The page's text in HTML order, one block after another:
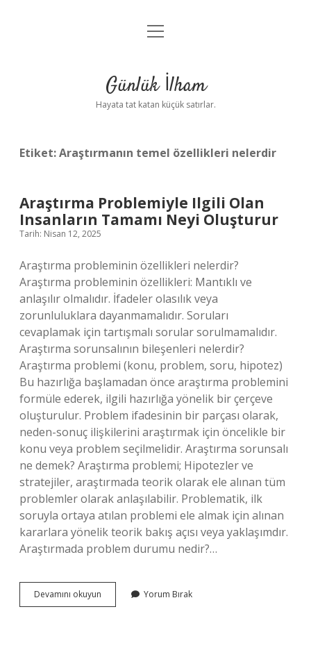
Anasayfa
Yasal Uyarı
menüyü
Günlük İlham
Hayata tat katan küçük satırlar.
Etiket:Araştırmanın temel özellikleri nelerdir
Araştırma Problemiyle Ilgili Olan
Insanların Tamamı Neyi Oluşturur
Tarih: Nisan 12, 2025
Araştırma probleminin özellikleri nelerdir?
Araştırma probleminin özellikleri: Mantıklı ve
anlaşılır olmalıdır. İfadeler olasılık veya
zorunluluklara dayanmamalıdır. Soruları
cevaplamak için tartışmalı sorular sorulmamalıdır.
Araştırma sorunsalının bileşenleri nelerdir?
Araştırma problemi (konu, problem, soru, hipotez)
Bu hazırlığa başlamadan önce araştırma problemini
formüle ederek, ilgili hazırlığa yönelik bir çerçeve
oluşturulur. Problem ifadesinin bir parçası olarak,
neden-sonuç ilişkilerini araştırmak için öncelikle bir
konu veya problem seçilmelidir. Araştırma sorunsalı
ne demek? Araştırma problemi; Hipotezler ve
stratejiler, araştırmada teorik olarak ele alınan tüm
problemler olarak anlaşılabilir. Problematik, ilk
soruyla ortaya atılan problemi ele almak için alınan
kararlara yönelik teorik bakış açısı veya yaklaşımdır.
Araştırmada problem durumu nedir?…
Devamını okuyun Araştırma
Problemiyle
Yorum Bırak